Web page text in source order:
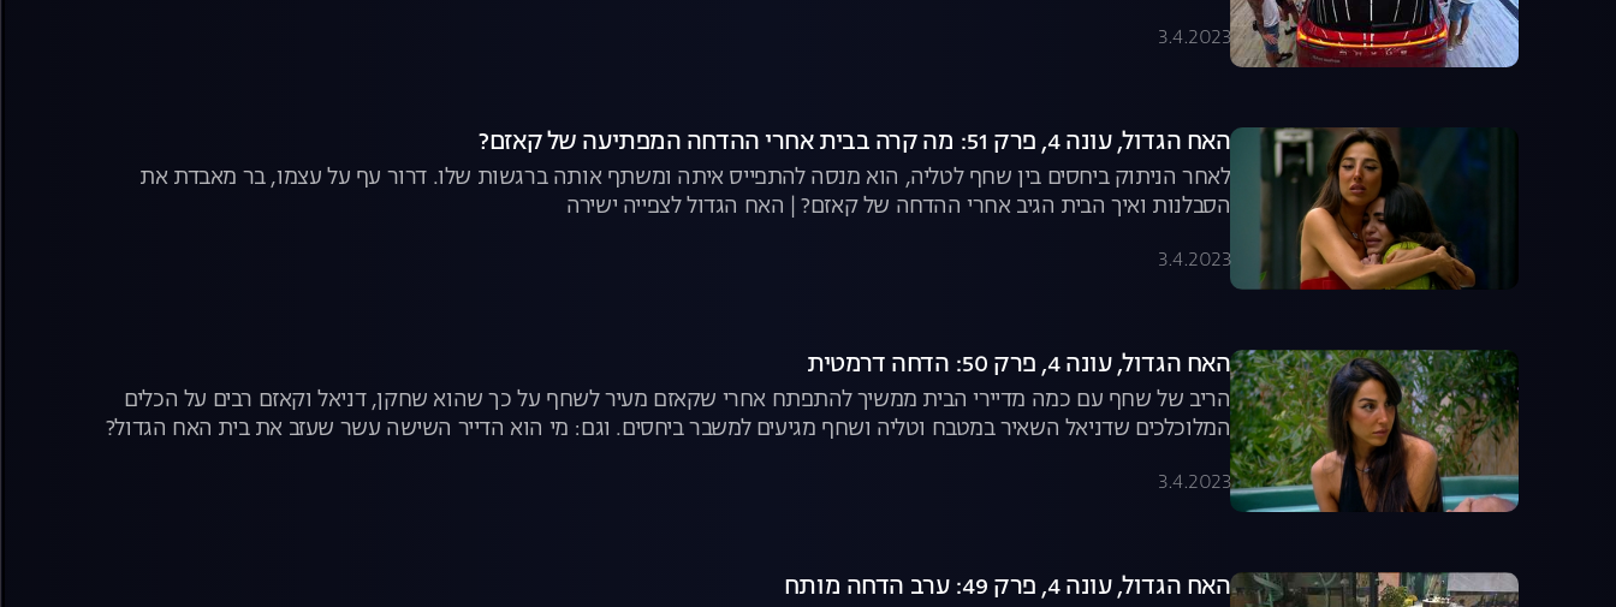
3.4.2023
האח הגדול, עונה 4, פרק 51: מה קרה בבית אחרי ההדחה המפתיעה של קאזם?
לאחר הניתוק ביחסים בין שחף לטליה, הוא מנסה להתפייס איתה ומשתף אותה ברגשות שלו. דרור עף על עצמו, בר מאבדת את
הסבלנות ואיך הבית הגיב אחרי ההדחה של קאזם? | האח הגדול לצפייה ישירה
3.4.2023
האח הגדול, עונה 4, פרק 50: הדחה דרמטית
הריב של שחף עם כמה מדיירי הבית ממשיך להתפתח אחרי שקאזם מעיר לשחף על כך שהוא שחקן, דניאל וקאזם רבים על הכלים
המלוכלכים שדניאל השאיר במטבח וטליה ושחף מגיעים למשבר ביחסים. וגם: מי הוא הדייר השישה עשר שעזב את בית האח הגדול?
3.4.2023
האח הגדול, עונה 4, פרק 49: ערב הדחה מותח